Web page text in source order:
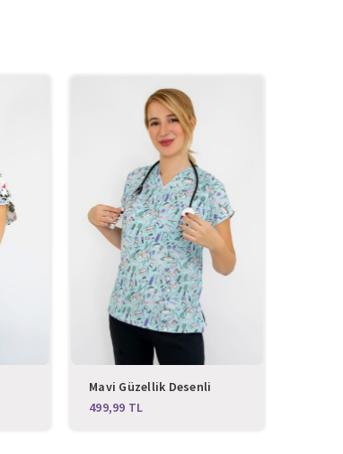
Mavi Güzellik Desenli
Likralı Üst Forma
TL